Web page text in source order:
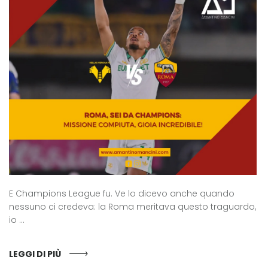
E Champions League fu. Ve lo dicevo anche quando
nessuno ci credeva: la Roma meritava questo traguardo,
io ...
LEGGI DI PIÙ